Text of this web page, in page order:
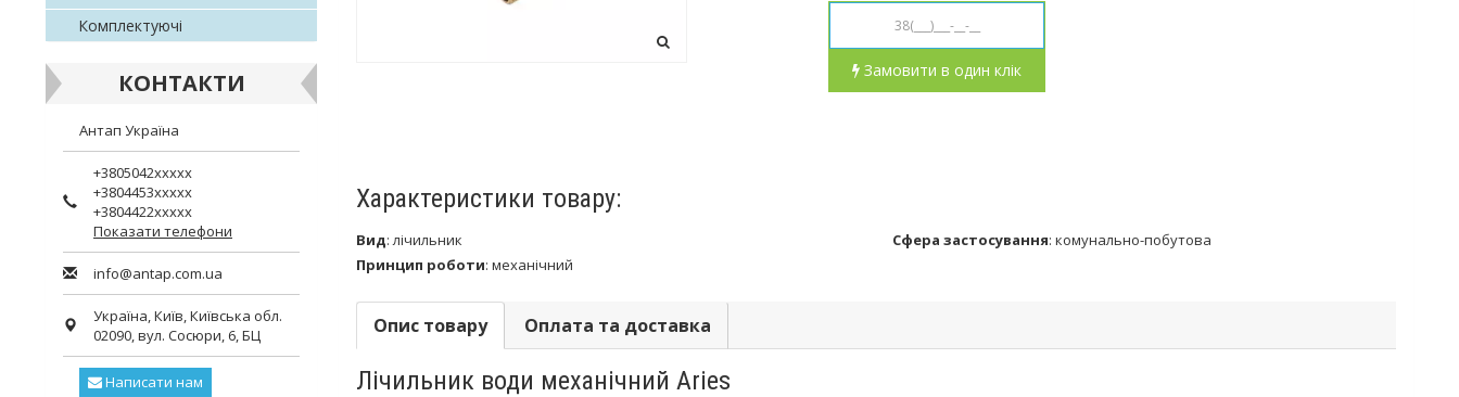
Замовити в один клік
Характеристики товару:
Вид:лічильник Сфера застосування: комунально-побутова
Принцип роботи: механічний
Опис товару Оплата та доставка
Лічильник води механічний Ariеs
Комплектуючі
КОНТАКТИ
Антап Україна
+3805042xxxxx
+3804453xxxxx
+3804422xxxxx
Показати телефони
info@antap.com.ua
Україна,Київ,Київська обл.
02090, вул. Сосюри, 6, БЦ
Написати нам